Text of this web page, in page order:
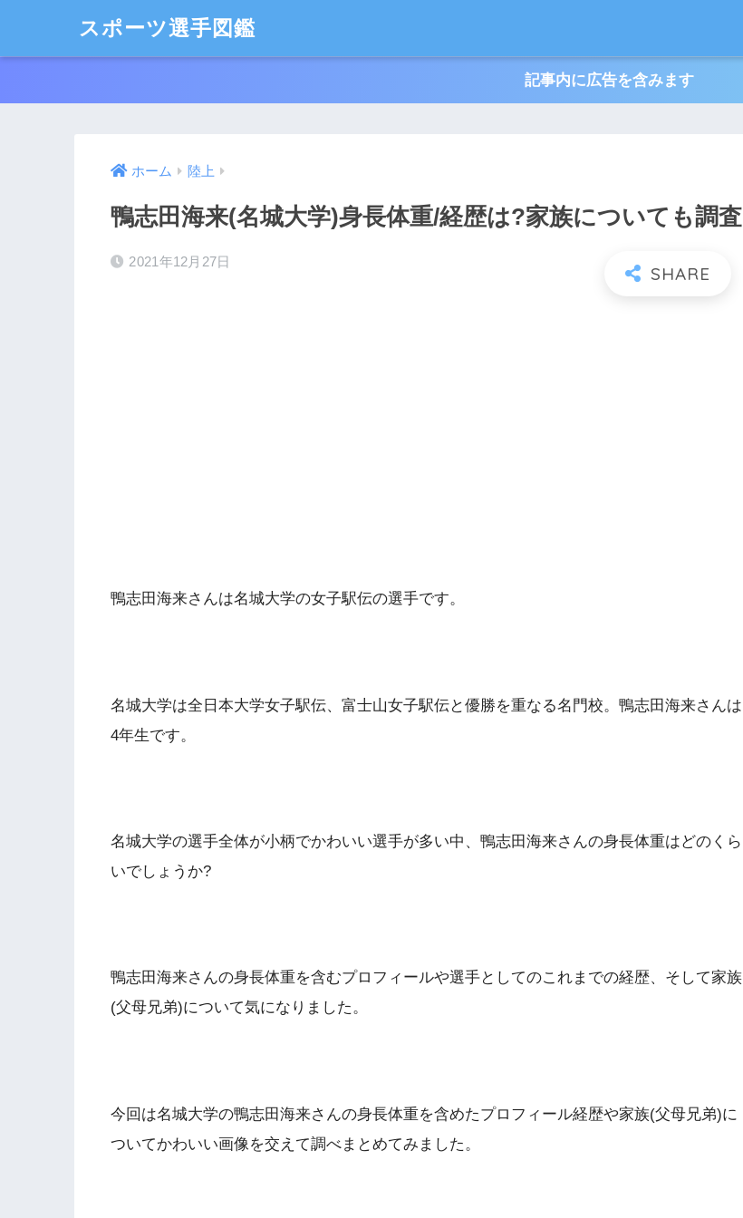
スポーツ選手図鑑
記事内に広告を含みます
ホーム 陸上
鴨志田海来(名城大学)身長体重/経歴は?家族についても調査
2021年12月27日
鴨志田海来さんは名城大学の女子駅伝の選手です。
名城大学は全日本大学女子駅伝、富士山女子駅伝と優勝を重なる名門校。鴨志田海来さんは
4年生です。
名城大学の選手全体が小柄でかわいい選手が多い中、鴨志田海来さんの身長体重はどのくら
いでしょうか?
鴨志田海来さんの身長体重を含むプロフィールや選手としてのこれまでの経歴、そして家族
(父母兄弟)について気になりました。
今回は名城大学の鴨志田海来さんの身長体重を含めたプロフィール経歴や家族(父母兄弟)に
ついてかわいい画像を交えて調べまとめてみました。